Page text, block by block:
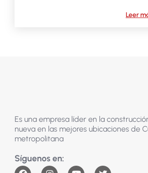
Leer
Es una empresa líder en la
nueva en las mejores ubicaciones de
metropolitana